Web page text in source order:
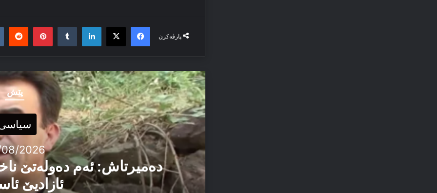
پارڤەکرن
Facebook
X
LinkedIn
Tumblr
پێش
2026
دەمیرتاش: ئەم دەولەتێ
ئازادیێ